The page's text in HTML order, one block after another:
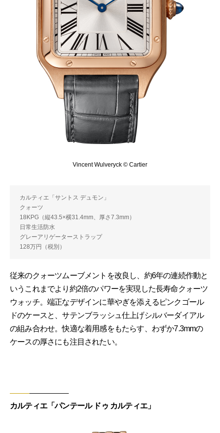
Vincent Wulveryck © Cartier
カルティエ「サントス デュモン」
クォーツ
18KPG（縦43.5×横31.4mm、厚さ7.3mm）
日常生活防水
グレーアリゲーターストラップ
128万円（税別）
従来のクォーツムーブメントを改良し、約6年の連続作動と
いうこれまでより約2倍のパワーを実現した長寿命クォーツ
ウォッチ。端正なデザインに華やぎを添えるピンクゴール
ドのケースと、サテンブラッシュ仕上げシルバーダイアル
の組み合わせ。快適な着用感をもたらす、わずか7.3mmの
ケースの厚さにも注目されたい。
カルティエ「パンテール ドゥ カルティエ」